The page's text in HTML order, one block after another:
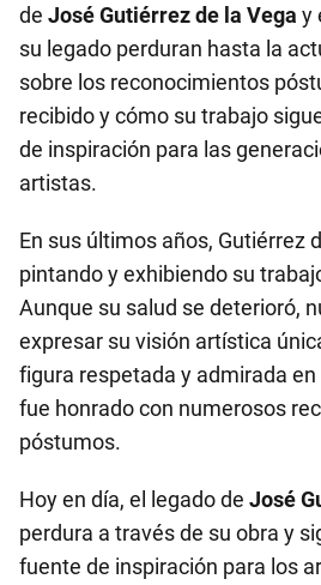
de José Gutiérrez de la Vega y
su legado perduran hasta la
sobre los reconocimientos
recibido y cómo su trabajo
de inspiración para las
artistas.
En sus últimos años, Gutiérrez
pintando y exhibiendo su
Aunque su salud se deterioró,
expresar su visión artística
figura respetada y admirada
fue honrado con numerosos
póstumos.
Hoy en día, el legado de José
perdura a través de su obra y
fuente de inspiración para los